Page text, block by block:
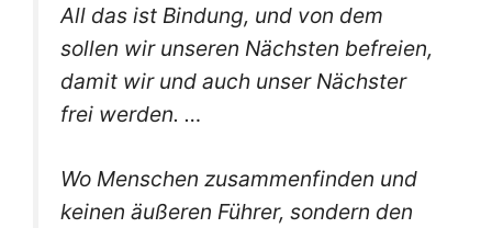
All das ist Bindung, und von dem
sollen wir unseren Nächsten befreien,
damit wir und auch unser Nächster
frei werden. …
Wo Menschen zusammenfinden und
keinen äußeren Führer, sondern den